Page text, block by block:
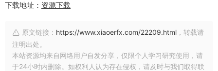
下载地址： 资源下载
原文链接： https://www.xiaoerfx.com/22209.html ，转载请
注明出处。
本站资源均来自网络用户自发分享，仅限个人学习研究使用，请
于24小时内删除。如权利人认为存在侵权，请及时与我们取得联